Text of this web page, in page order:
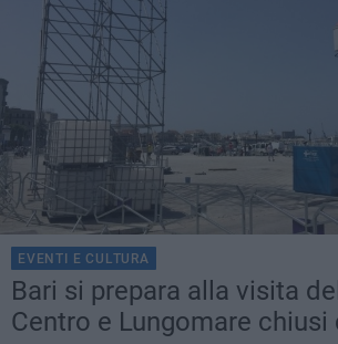
EVENTI E CULTURA
Bari si prepara alla visita
Centro e Lungomare chiusi